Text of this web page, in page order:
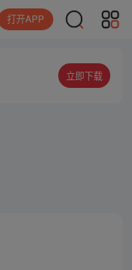
打开APP
立即下载